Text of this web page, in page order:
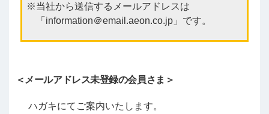
当社から送信するメールアドレスは
「information＠email.aeon.co.jp」です。
＜メールアドレス未登録の会員さま＞
ハガキにてご案内いたします。